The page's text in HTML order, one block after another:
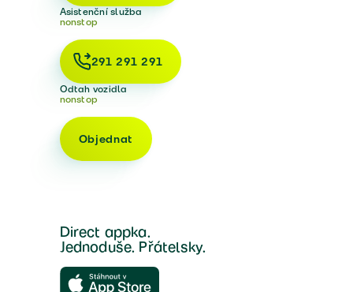
Asistenční služba
nonstop
291 291 291
Odtah vozidla
nonstop
Objednat
Direct appka.
Jednoduše. Přátelsky.